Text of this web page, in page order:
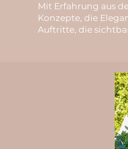
Mit Erfahrung aus
Konzepte, die
Auftritte, die